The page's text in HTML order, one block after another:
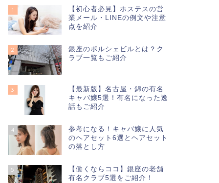
1
【初心者必見】ホステスの営
業メール・LINEの例文や注意
点を紹介
2
銀座のポルシェビルとは？ク
ラブ一覧もご紹介
3
【最新版】名古屋・錦の有名
キャバ嬢5選！有名になった逸
話もご紹介
4
参考になる！キャバ嬢に人気
のヘアセット6選とヘアセット
の落とし方
5
【働くならココ】銀座の老舗
有名クラブ5選をご紹介！